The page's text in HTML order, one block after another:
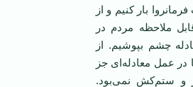
بار کنیم و از
ملاحظه مردم در
چشم بپوشیم. از
در عمل معادله‌ای جز
و ستم‌کش نمی‌بود.